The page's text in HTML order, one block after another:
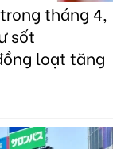
tháng 4,
sốt
loạt tăng